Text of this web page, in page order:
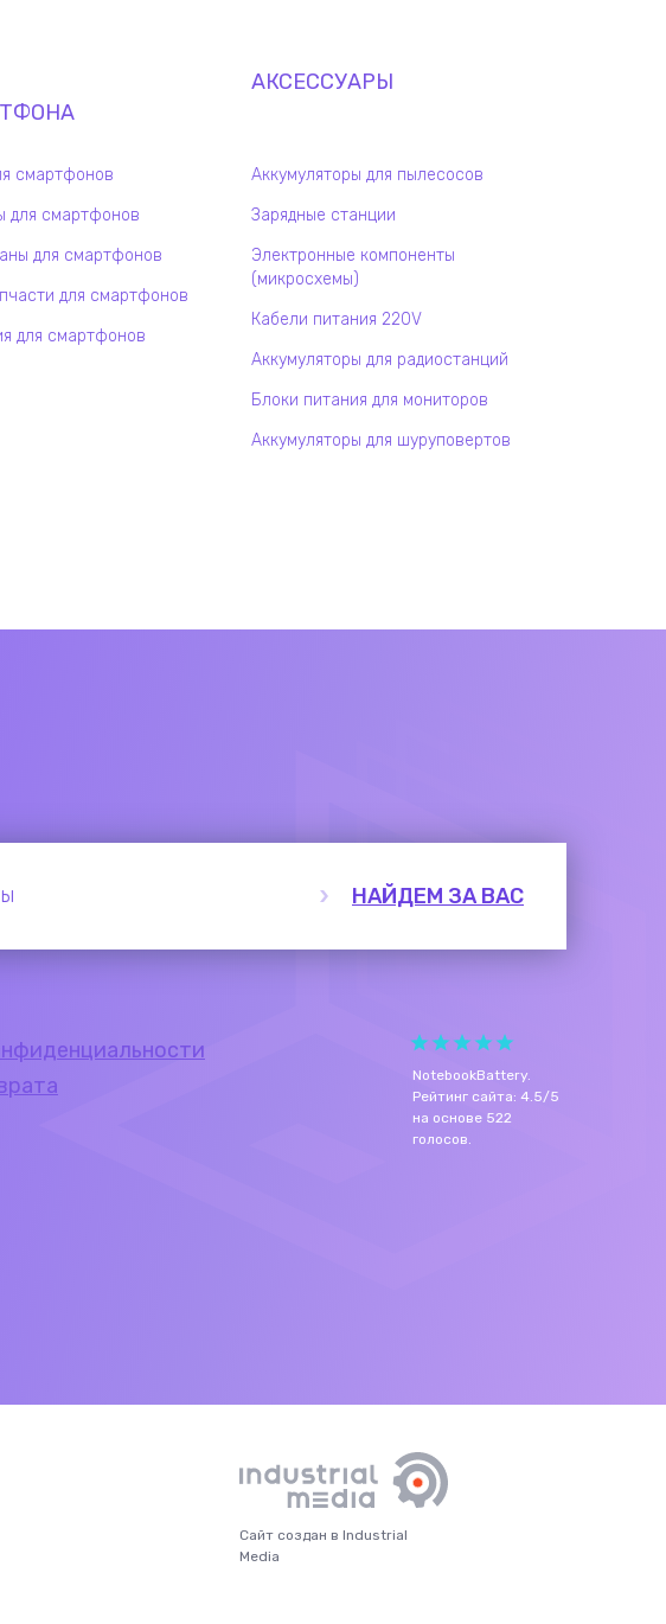
А
смартфонов
для смартфонов
для смартфонов
для смартфонов
для смартфонов
АКСЕССУАРЫ
Аккумуляторы для пылесосов
Зарядные станции
Электронные компоненты
(микросхемы)
Кабели питания 220V
Аккумуляторы для радиостанций
Блоки питания для мониторов
Аккумуляторы для шуруповертов
НАЙДЕМ ЗА ВАС
NotebookBattery.
Рейтинг сайта: 4.5/5
на основе 522
голосов.
Сайт создан в Industrial
Media